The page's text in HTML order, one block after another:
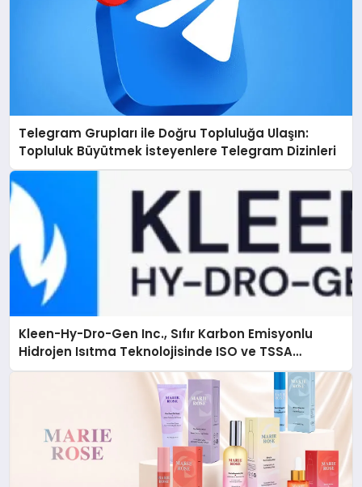
Telegram Grupları ile Doğru Topluluğa Ulaşın:
Topluluk Büyütmek İsteyenlere Telegram Dizinleri
Kleen-Hy-Dro-Gen Inc., Sıfır Karbon Emisyonlu
Hidrojen Isıtma Teknolojisinde ISO ve TSSA
Düzenleyici Onaylarını Aldı